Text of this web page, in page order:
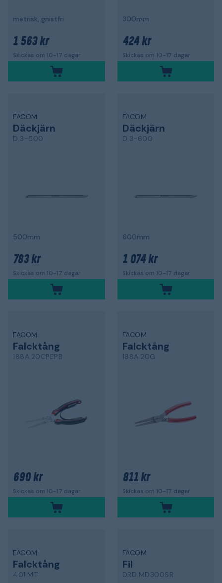
metrisk, gnistfri
1 563 kr
Skickas om 10-17 dagar
300mm
424 kr
Skickas om 10-17 dagar
FACOM
Däckjärn
D.3-500
500mm
783 kr
Skickas om 10-17 dagar
FACOM
Däckjärn
D.3-600
600mm
1 074 kr
Skickas om 10-17 dagar
FACOM
Falcktång
188A.20CPEPB
690 kr
Skickas om 10-17 dagar
FACOM
Falcktång
188A.20G
811 kr
Skickas om 10-17 dagar
FACOM
Falcktång
401.MT
FACOM
Fil
DRD.MD300SR